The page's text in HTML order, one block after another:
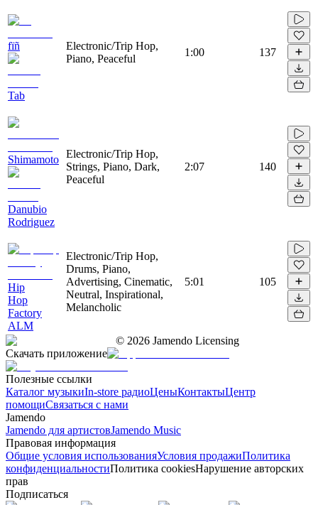
fïñ
Tab
Electronic/Trip Hop,
Piano, Peaceful
1:00 137
Shimamoto
Danubio
Rodriguez
Electronic/Trip Hop,
Strings, Piano, Dark,
Peaceful
2:07 140
Hip
Hop
Factory
ALM
Electronic/Trip Hop,
Drums, Piano,
Advertising, Cinematic,
Neutral, Inspirational,
Melancholic
5:01 105
© 2026 Jamendo Licensing
Скачать приложение
Полезные ссылки
Каталог музыкиIn-store радиоЦеныКонтактыЦентр
помощиСвязаться с нами
Jamendo
Jamendo для артистовJamendo Music
Правовая информация
Общие условия использованияУсловия продажиПолитика
конфиденциальностиПолитика cookiesНарушение авторских
прав
Подписаться